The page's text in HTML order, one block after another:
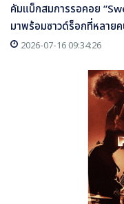
คัมแบ็กสมการรอคอย
มาพร้อมซาวด์ร็อกที่หลาย
2026-07-16 09:34:26